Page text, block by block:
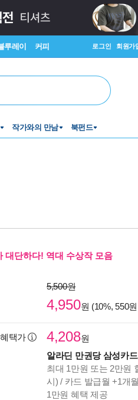
루레이 커피 로그인 회원가
작가와의 만남 북펀드
대단하다! 역대 수상작 모음
5,500원
4,950원 (10%, 550
택가 4,208원
알라딘 만권당 삼성카
최대 1만원 또는 2만원
시) / 카드 발급월 +1개
1만원 혜택 제공